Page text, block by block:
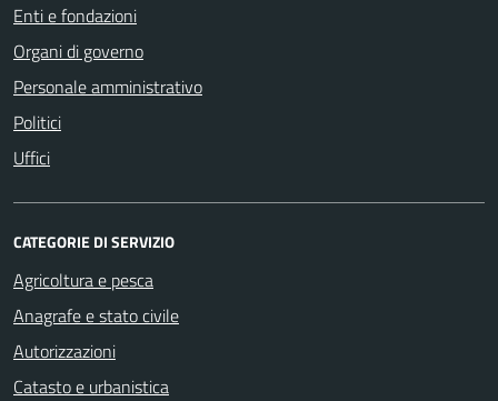
Enti e fondazioni
Organi di governo
Personale amministrativo
Politici
Uffici
CATEGORIE DI SERVIZIO
Agricoltura e pesca
Anagrafe e stato civile
Autorizzazioni
Catasto e urbanistica